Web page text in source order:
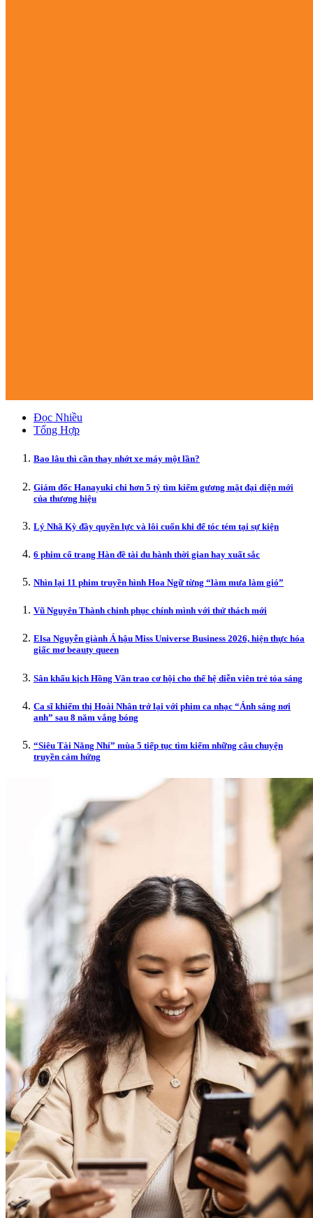
Đọc Nhiều
Tổng Hợp
Bao lâu thì cần thay nhớt xe máy một lần?
Giám đốc Hanayuki chi hơn 5 tỷ tìm kiếm gương mặt đại diện mới
của thương hiệu
Lý Nhã Kỳ đầy quyền lực và lôi cuốn khi để tóc tém tại sự kiện
6 phim cổ trang Hàn đề tài du hành thời gian hay xuất sắc
Nhìn lại 11 phim truyền hình Hoa Ngữ từng “làm mưa làm gió”
Vũ Nguyên Thành chinh phục chính mình với thử thách mới
Elsa Nguyễn giành Á hậu Miss Universe Business 2026, hiện thực hóa
giấc mơ beauty queen
Sân khấu kịch Hồng Vân trao cơ hội cho thế hệ diễn viên trẻ tỏa sáng
Ca sĩ khiếm thị Hoài Nhân trở lại với phim ca nhạc “Ánh sáng nơi
anh” sau 8 năm vắng bóng
“Siêu Tài Năng Nhí” mùa 5 tiếp tục tìm kiếm những câu chuyện
truyền cảm hứng